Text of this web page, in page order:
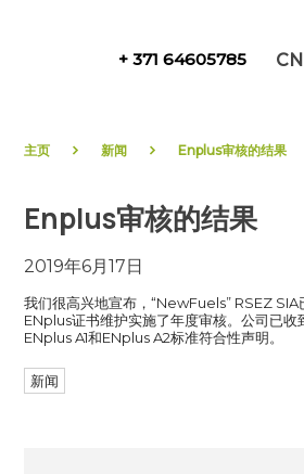
+ 371 64605785 CN
主页 新闻 Enplus审核的结果
Enplus审核的结果
2019年6月17日
我们很高兴地宣布，“NewFuels” RSEZ SIA
ENplus证书维护实施了年度审核。公司已收
ENplus A1和ENplus A2标准符合性声明。
新闻